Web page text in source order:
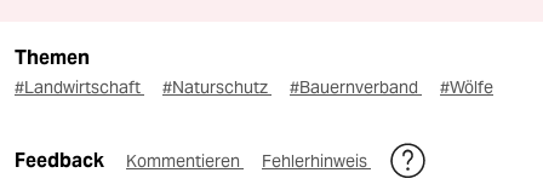
Themen
#Landwirtschaft #Naturschutz #Bauernverband #Wölfe
Feedback Kommentieren Fehlerhinweis